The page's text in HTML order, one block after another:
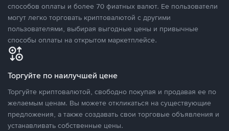
способов оплаты и более 70 фиатных валют. Ее пользователи
могут легко торговать криптовалютой с другими
пользователями, выбирая выгодные цены и привычные
способы оплаты на открытом маркетплейсе.
Торгуйте по наилучшей цене
Торгуйте криптовалютой, свободно покупая и продавая ее по
желаемым ценам. Вы можете откликаться на существующие
предложения, а также создавать свои торговые объявления и
устанавливать собственные цены.